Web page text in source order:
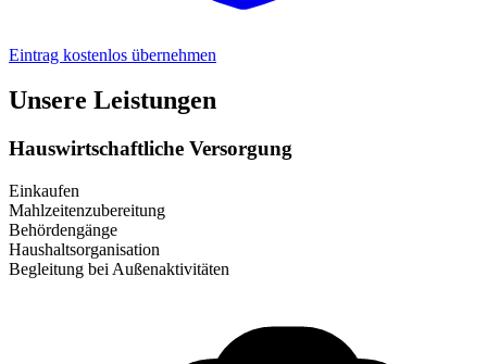
Eintrag kostenlos übernehmen
Unsere Leistungen
Hauswirtschaftliche Versorgung
Einkaufen
Mahlzeitenzubereitung
Behördengänge
Haushaltsorganisation
Begleitung bei Außenaktivitäten